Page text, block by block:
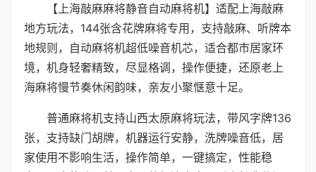
【上海敲麻麻将静音自动麻将机】适配上海敲麻
地方玩法，144张含花牌麻将专用，支持敲麻、听牌本
地规则，自动麻将机超低噪音机芯，适合都市居家环
境，机身轻奢精致，尽显格调，操作便捷，还原老上
海麻将慢节奏休闲韵味，亲友小聚惬意十足。
普通麻将机支持山西太原麻将玩法，带风字牌136
张，支持缺门胡牌，机器运行安静，洗牌噪音低，居
家使用不影响生活，操作简单，一键搞定，性能稳